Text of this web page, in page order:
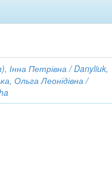
Інна Петрівна / Danyliuk,
Ольга Леонідівна /